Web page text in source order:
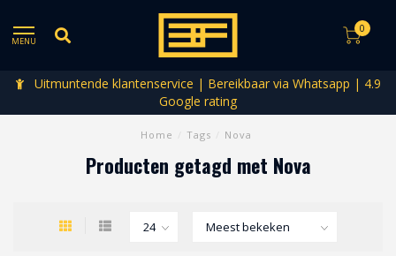
MENU
0
Uitmuntende klantenservice | Bereikbaar via Whatsapp | 4.9
Google rating
Home Tags Nova
Producten getagd met Nova